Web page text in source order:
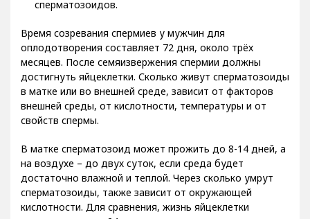
оплодотворения составляет 72 дня, около трёх
месяцев. После семяизвержения спермии должны
достигнуть яйцеклетки. Сколько живут сперматозоиды
в матке или во внешней среде, зависит от факторов
внешней среды, от кислотности, температуры и от
свойств спермы.
на воздухе – до двух суток, если среда будет
достаточно влажной и теплой. Через сколько умрут
сперматозоиды, также зависит от окружающей
кислотности. Для сравнения, жизнь яйцеклетки
составляет всего 24 часа с момента овуляции.